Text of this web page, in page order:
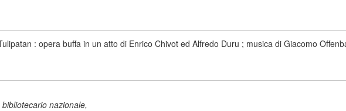
: opera buffa in un atto di Enrico Chivot ed Alfredo Duru ; musica di Giacomo
nazionale,